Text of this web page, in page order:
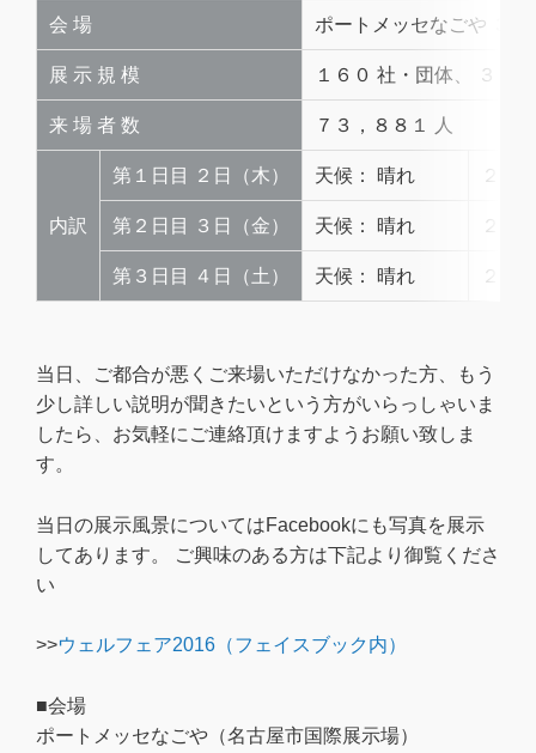
会 場 ポートメッセなごや ３号
展 示 規 模 １６０ 社・団体、 ３３
来 場 者 数 ７３，８８１ 人
内訳
第１日目 ２日（木） 天候： 晴れ ２４
第２日目 ３日（金） 天候： 晴れ ２５
第３日目 ４日（土） 天候： 晴れ ２３
当日、ご都合が悪くご来場いただけなかった方、もう
少し詳しい説明が聞きたいという方がいらっしゃいま
したら、お気軽にご連絡頂けますようお願い致しま
す。
当日の展示風景についてはFacebookにも写真を展示
してあります。 ご興味のある方は下記より御覧くださ
い
>>ウェルフェア2016（フェイスブック内）
■会場
ポートメッセなごや（名古屋市国際展示場）